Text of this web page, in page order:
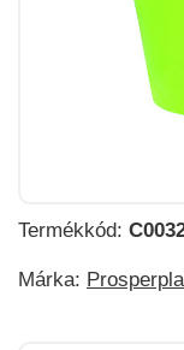
Termékkód:
Márka: